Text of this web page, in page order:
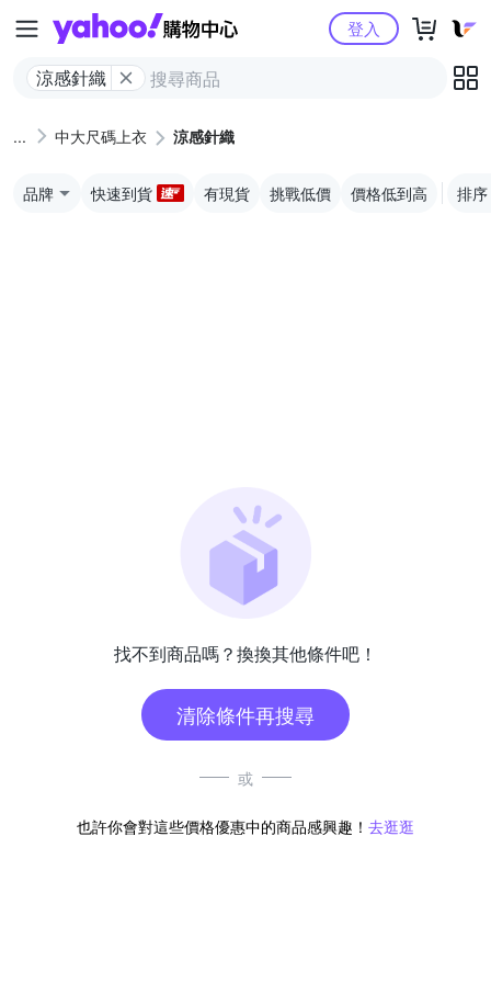
Yahoo購物中心
涼感針織
登入
中大尺碼上衣 涼感針織
品牌 快速到貨 有現貨 挑戰低價 價格低到高 排序
找不到商品嗎？換換其他條件吧！
清除條件再搜尋
或
也許你會對這些價格優惠中的商品感興趣！ 去逛逛